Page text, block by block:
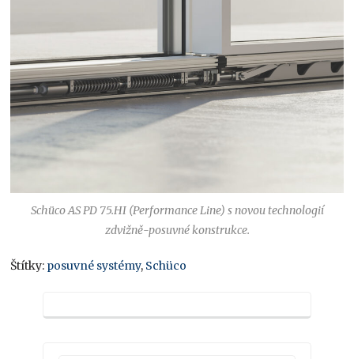
Schüco AS PD 75.HI (Performance Line) s novou technologií
zdvižně-posuvné konstrukce.
Štítky: posuvné systémy, Schüco